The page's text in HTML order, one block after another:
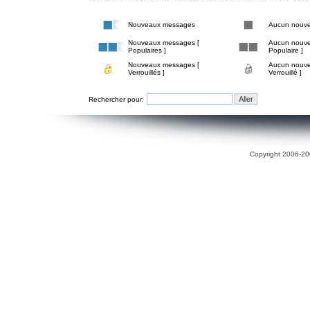
Nouveaux messages Aucun
Nouveaux messages [
Populaires ]
Aucun
Populaire ]
Nouveaux messages [
Verrouillés ]
Aucun
Verrouillé ]
Rechercher pour:
Copyright 2006-